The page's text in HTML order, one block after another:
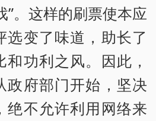
”。这样的刷票使本应
选变了味道，助长了
功利之风。因此，
政府部门开始，坚决
绝不允许利用网络来